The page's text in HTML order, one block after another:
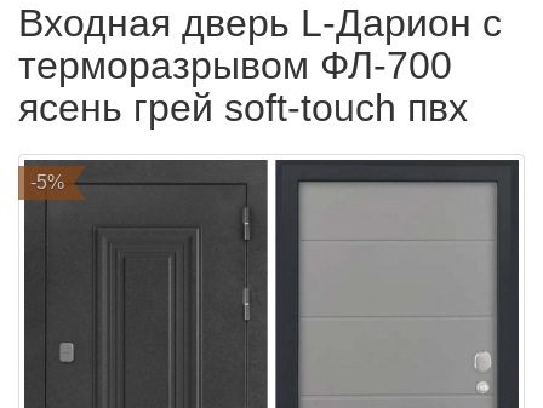
Входная дверь L-Дарион с
терморазрывом ФЛ-700
ясень грей soft-touch пвх
-5%